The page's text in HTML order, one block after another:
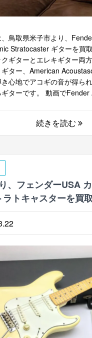
、鳥取県米子市より、
Stratocaster ギターを買
ギターとエレキギター両
ター、American
心地でアコギの音が得ら
ターです。 動画で
続きを読む
、フェンダーUSA
トキャスターを買